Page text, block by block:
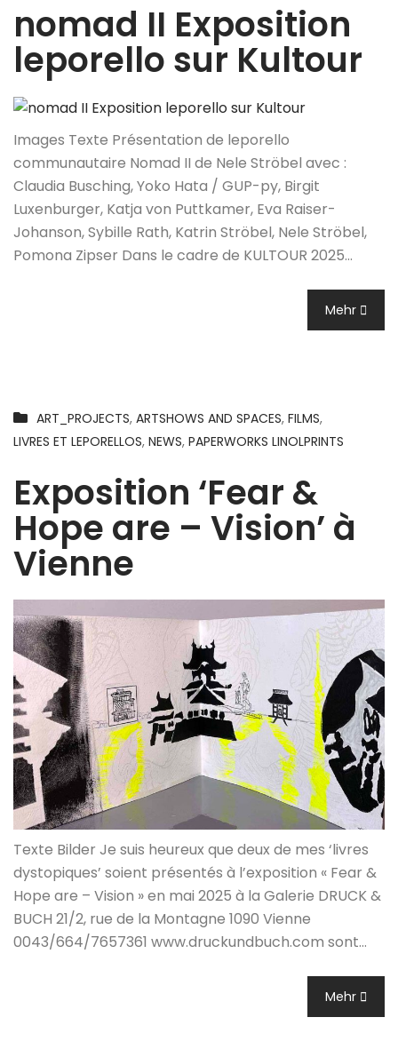
nomad II Exposition
leporello sur Kultour
Images Texte Présentation de leporello
communautaire Nomad II de Nele Ströbel avec :
Claudia Busching, Yoko Hata / GUP-py, Birgit
Luxenburger, Katja von Puttkamer, Eva Raiser-
Johanson, Sybille Rath, Katrin Ströbel, Nele Ströbel,
Pomona Zipser Dans le cadre de KULTOUR 2025…
Mehr
ART_PROJECTS, ARTSHOWS AND SPACES, FILMS,
LIVRES ET LEPORELLOS, NEWS, PAPERWORKS LINOLPRINTS
Exposition ‘Fear &
Hope are – Vision’ à
Vienne
Texte Bilder Je suis heureux que deux de mes ‘livres
dystopiques’ soient présentés à l’exposition « Fear &
Hope are – Vision » en mai 2025 à la Galerie DRUCK &
BUCH 21/2, rue de la Montagne 1090 Vienne
0043/664/7657361 www.druckundbuch.com sont…
Mehr